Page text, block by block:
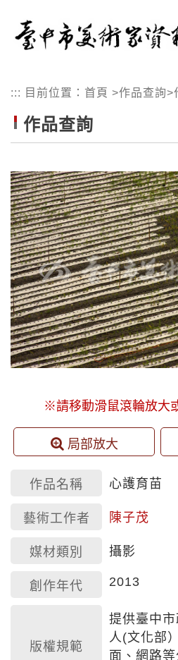
::: 目前位置： 首頁 >作品查詢>
作品查詢
※請移動滑鼠滾輪放大
局部放大
作品名稱 心護育苗
藝術工作者 陳子茂
媒材類別 攝影
創作年代 2013
版權規範
提供臺中
人(文化部
面、網路